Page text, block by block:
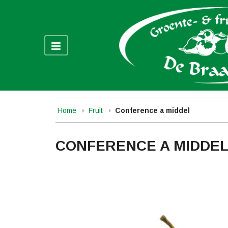
Home Fruit Conference a middel
CONFERENCE A MIDDEL